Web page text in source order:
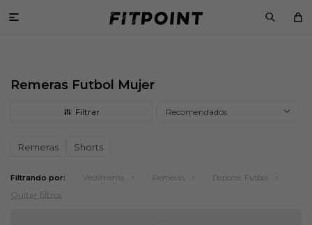

Remeras Futbol Mujer
Recomendados
Remeras Shorts
Filtrando por: Vestimenta Remeras Deporte: Futbol
Quitar filtros